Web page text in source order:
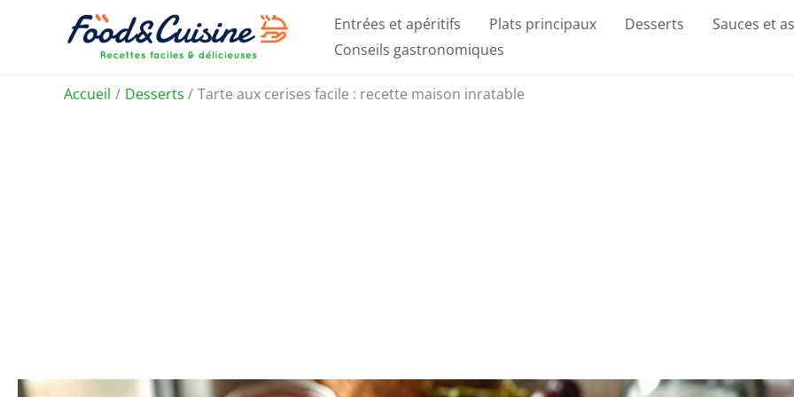
Entrées et apéritifs Plats principaux Desserts Sauces et
Conseils gastronomiques
Accueil Desserts Tarte aux cerises facile : recette maison inratable